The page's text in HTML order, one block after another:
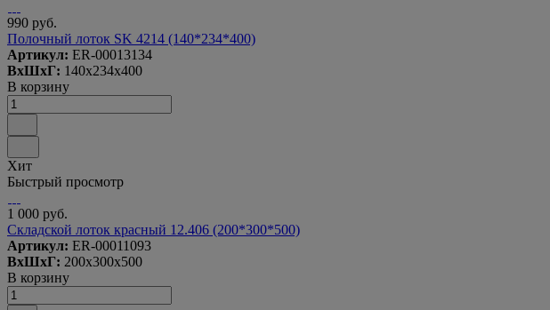
990 руб.
Полочный лоток SK 4214 (140*234*400)
Артикул: ER-00013134
ВxШxГ: 140x234x400
В корзину
Хит
Быстрый просмотр
1 000 руб.
Складской лоток красный 12.406 (200*300*500)
Артикул: ER-00011093
ВxШxГ: 200x300x500
В корзину